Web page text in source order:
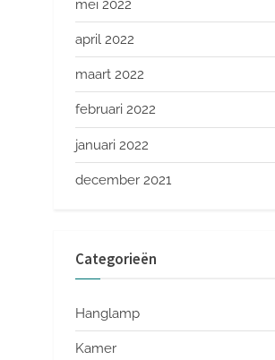
mei 2022
april 2022
maart 2022
februari 2022
januari 2022
december 2021
Categorieën
Hanglamp
Kamer